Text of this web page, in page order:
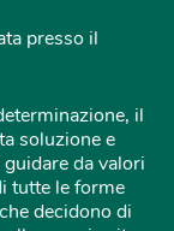
presso il
il
soluzione e
da valori
tutte le forme
decidono di